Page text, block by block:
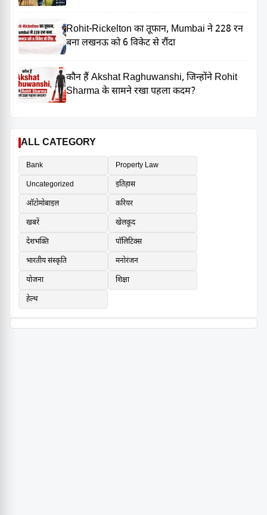
Rohit-Rickelton का तूफान, Mumbai ने 228 रन
बना लखनऊ को 6 विकेट से रौंदा
कौन हैं Akshat Raghuwanshi, जिन्होंने Rohit
Sharma के सामने रखा पहला कदम?
ALL CATEGORY
Bank
Property Law
Uncategorized
इतिहास
ऑटोमोबाइल
करियर
खबरें
खेलकूद
देशभक्ति
पॉलिटिक्स
भारतीय संस्कृति
मनोरंजन
योजना
शिक्षा
हेल्थ